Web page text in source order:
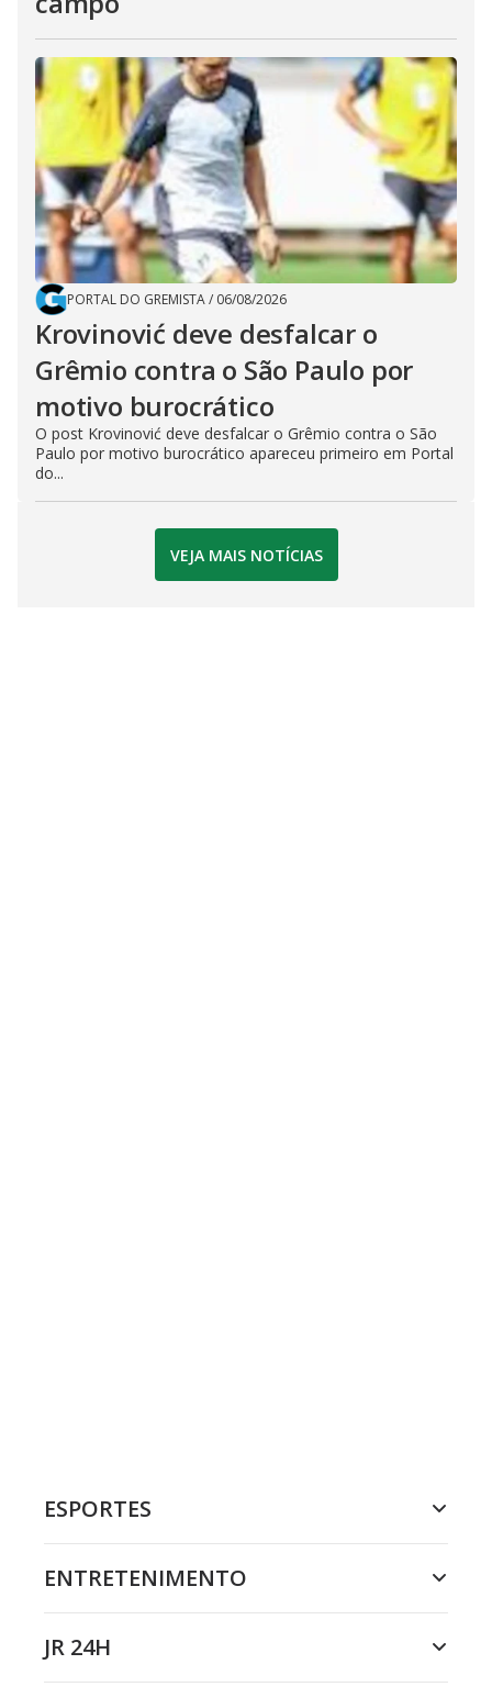
PORTAL DO GREMISTA/ 06/08/2026
Krovinović deve desfalcar o
Grêmio contra o São Paulo por
motivo burocrático
O post Krovinović deve desfalcar o Grêmio contra o São
Paulo por motivo burocrático apareceu primeiro em Portal
do...
VEJA MAIS NOTÍCIAS
ESPORTES
ENTRETENIMENTO
JR 24H